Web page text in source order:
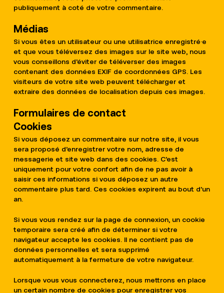
publiquement à coté de votre commentaire.
Médias
Si vous êtes un utilisateur ou une utilisatrice enregistré·e
et que vous téléversez des images sur le site web, nous
vous conseillons d’éviter de téléverser des images
contenant des données EXIF de coordonnées GPS. Les
visiteurs de votre site web peuvent télécharger et
extraire des données de localisation depuis ces images.
Formulaires de contact
Cookies
Si vous déposez un commentaire sur notre site, il vous
sera proposé d’enregistrer votre nom, adresse de
messagerie et site web dans des cookies. C’est
uniquement pour votre confort afin de ne pas avoir à
saisir ces informations si vous déposez un autre
commentaire plus tard. Ces cookies expirent au bout d’un
an.
Si vous vous rendez sur la page de connexion, un cookie
temporaire sera créé afin de déterminer si votre
navigateur accepte les cookies. Il ne contient pas de
données personnelles et sera supprimé
automatiquement à la fermeture de votre navigateur.
Lorsque vous vous connecterez, nous mettrons en place
un certain nombre de cookies pour enregistrer vos